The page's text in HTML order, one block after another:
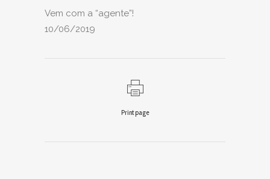
Vem com a “agente”!
10/06/2019
Print page